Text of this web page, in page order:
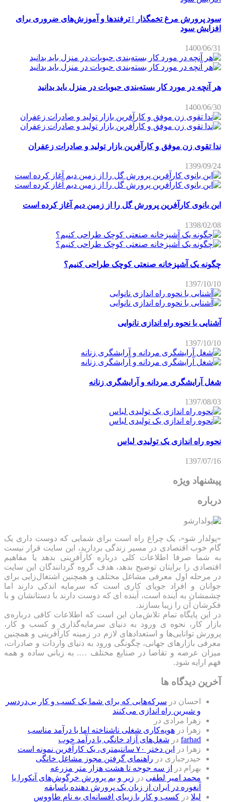
سود پرورش مرغ تخمگذار | ترفندها و آموزش‌های ضروری برای
افزایش سود
1400/06/31
هر آنچه در مورد کار بسته‌بندی حبوبات در منزل باید بدانید
1400/06/30
ندا تقوی زن موفق و کارآفرین بازار تولید و صادرات زعفران
1399/09/24
این بانوی کارآفرین پرورش گل را از زمین دیم آغاز کرده است
1398/02/08
چگونه یک آشپزخانه صنعتی کوچک طراحی کنیم؟
1397/10/10
آشنایی با نحوه راه اندازی نانوایی
1397/10/10
شغل آرایشگری مردانه و آرایشگری زنانه
1397/08/03
نحوه راه اندازی یک تولیدی لباس
1397/07/16
پیشنهاد ویژه
درباره
«پولدار شو»، یک چراغ راه است برای شمایی که دوست داری یک
گام خوب اقتصادی در مسیر زندگی بردارید، این سایت قرار نیست
به شما صرفا اطلاعات کلی درباره کارآفرینی بدهد یا مفاهیم
اقتصادی را برایتان توضیح بدهد، هدف گروه گردانندگان این سایت
در مرحله اول معرفی مشاغل مختلف و همچنین اشتغال‌زایی برای
جوانان و افراد جویای کاری است که سرمایه اندکی دارند اما
چشمشان به آینده است، آینده ای که دوست دارند با دستانشان و با
فکرشان آن را زیبا بسازند.
در این پایگاه تمام تلاش‌مان این است که ‌اطلاعات کافی درباره‌ی
بازار کار، نحوه ی ورود به دنیای سرمایه‌گذاری و کسب و کار،
پرورش توانایی‌ها و استعدادهای لازم در زمینه کارآفرینی و همچنین
معرفی بازارهای جهانی، چگونگی ورود به دنیای واردات و صادرات،
میزان عرضه و تقاضا در صنایع مختلف …. به زبانی ساده و همه
فهم ارایه شود.
آخرین دیدگاه ها
احسان در سرکه‌هایی که برای شما یک کسب و کار بی‌دردسر
و شیرین راه اندازی می‌کنند
زهرا مرادی در
زهرا
در هویه‌کاری شغلی ناشناخته اما با درآمد مناسب
farhad در شغل‌های آزاد خانگی با درآمد خوب
زهرا
در
این دختر ۷۰ سانتیمتری، یک کارآفرین نمونه است
حیدرجباری در راهنمای گرفتن مجوز مشاغل خانگی
بهرام در
از سه جوجه تا هشت هزار متر مزرعه
محمد امیر لطفی در زیر و بم پرورش خرگوش‌های آنکورا یا
آنغوره در ایران از زبان یک پرورش دهنده باسابقه
لیلا در کسب و کار با زیبای افسانه‌ای به نام طاووس